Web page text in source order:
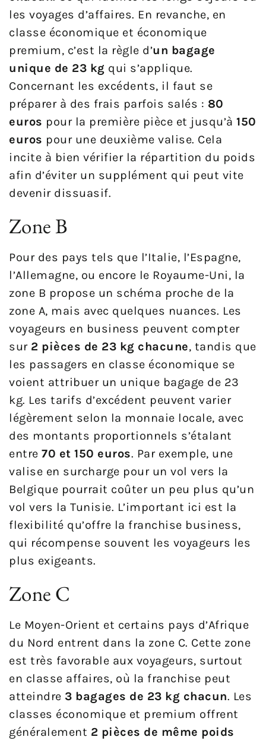
les voyages d’affaires. En revanche, en
classe économique et économique
premium, c’est la règle d’un bagage
unique de 23 kg qui s’applique.
Concernant les excédents, il faut se
préparer à des frais parfois salés : 80
euros pour la première pièce et jusqu’à 150
euros pour une deuxième valise. Cela
incite à bien vérifier la répartition du poids
afin d’éviter un supplément qui peut vite
devenir dissuasif.
Zone B
Pour des pays tels que l’Italie, l’Espagne,
l’Allemagne, ou encore le Royaume-Uni, la
zone B propose un schéma proche de la
zone A, mais avec quelques nuances. Les
voyageurs en business peuvent compter
sur 2 pièces de 23 kg chacune, tandis que
les passagers en classe économique se
voient attribuer un unique bagage de 23
kg. Les tarifs d’excédent peuvent varier
légèrement selon la monnaie locale, avec
des montants proportionnels s’étalant
entre 70 et 150 euros. Par exemple, une
valise en surcharge pour un vol vers la
Belgique pourrait coûter un peu plus qu’un
vol vers la Tunisie. L’important ici est la
flexibilité qu’offre la franchise business,
qui récompense souvent les voyageurs les
plus exigeants.
Zone C
Le Moyen-Orient et certains pays d’Afrique
du Nord entrent dans la zone C. Cette zone
est très favorable aux voyageurs, surtout
en classe affaires, où la franchise peut
atteindre 3 bagages de 23 kg chacun. Les
classes économique et premium offrent
généralement 2 pièces de même poids